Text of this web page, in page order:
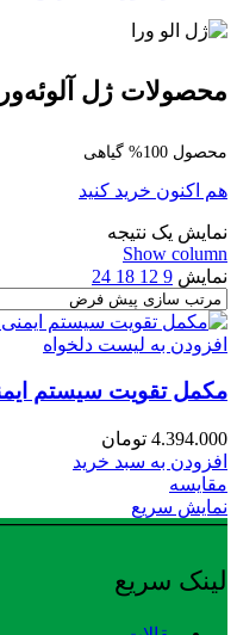
محصولات ژل آلوئه‌ورا
محصول 100% گیاهی
هم اکنون خرید کنید
نمایش یک نتیجه
Show column
نمایش 9
12
18
24
افزودن به لیست دلخواه
مکمل تقویت سیستم
4.394.000 تومان
افزودن به سبد خرید
مقایسه
نمایش سریع
لینک سریع